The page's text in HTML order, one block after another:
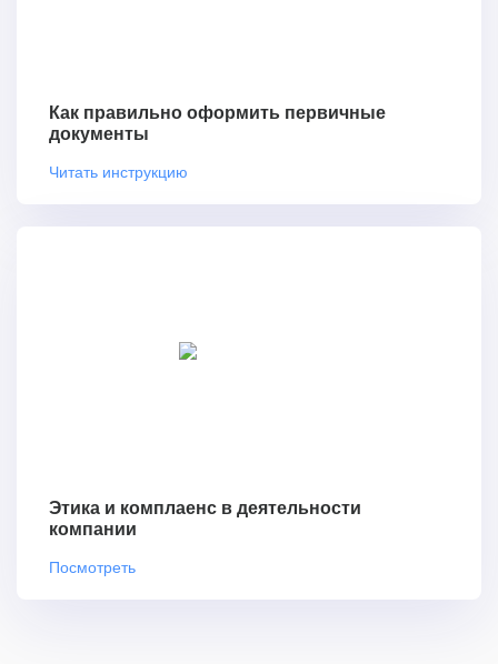
Как правильно оформить первичные
документы
Читать инструкцию
Этика и комплаенс в деятельности
компании
Посмотреть